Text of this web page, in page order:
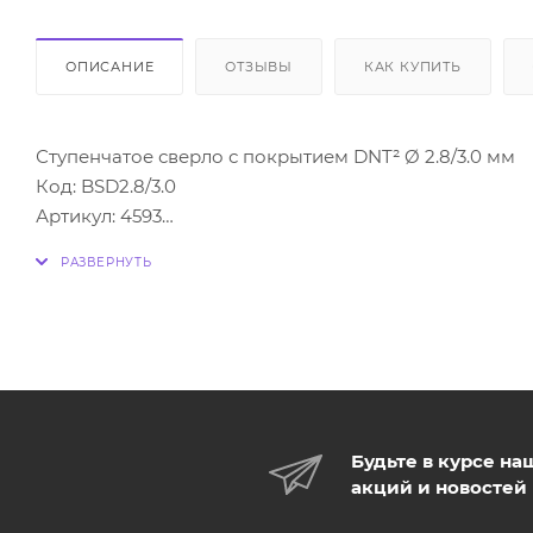
ОПИСАНИЕ ОТЗЫВЫ КАК КУПИТЬ
Ступенчатое сверло с покрытием DNT² Ø 2.8/3.0 мм
Код: BSD2.8/3.0
Артикул: 4593
• длительный срок службы, устойчивость к коррозии
Будьте в курсе
акций и новостей